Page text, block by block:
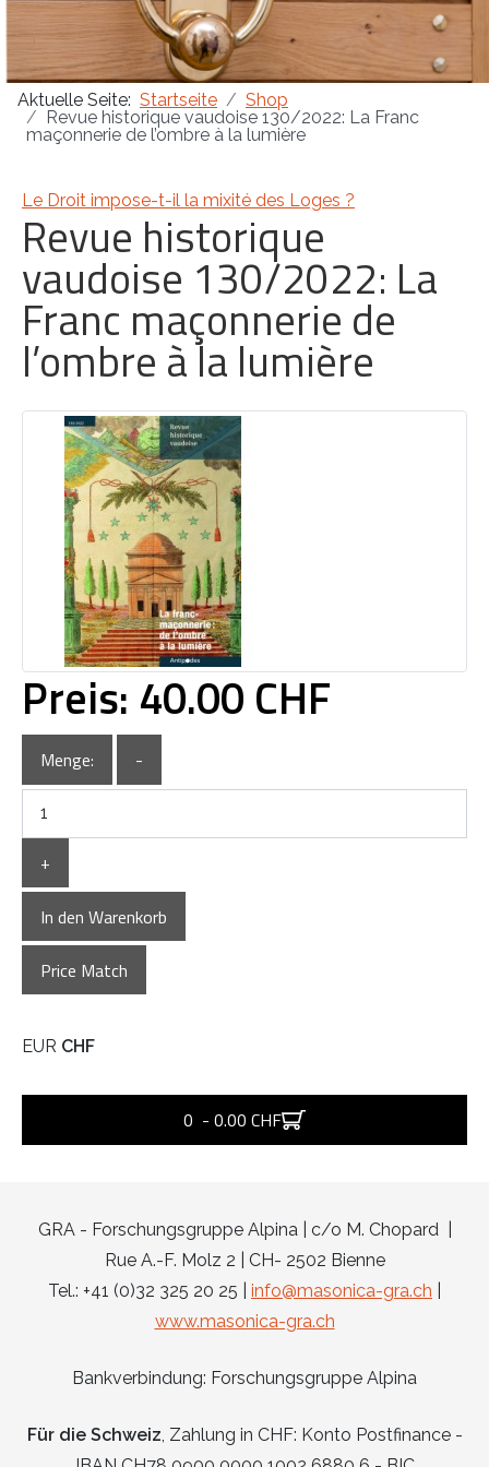
Aktuelle Seite: Startseite
Shop
Revue historique vaudoise 130/2022: La Franc
maçonnerie de l’ombre à la lumière
EUR CHF
0 - 0.00 CHF
Le Droit impose-t-il la mixité des Loges ?
Revue historique
vaudoise 130/2022: La
Franc maçonnerie de
l’ombre à la lumière
Preis: 40.00 CHF
Menge: -
+
In den Warenkorb
Price Match
GRA - Forschungsgruppe Alpina | c/o M. Chopard |
Rue A.-F. Molz 2 | CH- 2502 Bienne
Tel.: +41 (0)32 325 20 25 | info@masonica-gra.ch
www.masonica-gra.ch
Bankverbindung: Forschungsgruppe Alpina
Für die Schweiz , Zahlung in CHF: Konto Postfinance -
Masonica 47
Masonica 46